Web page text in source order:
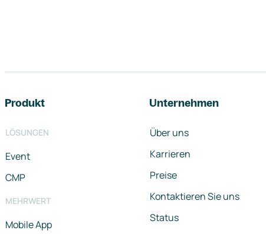
Produkt
LÖSUNGEN
Event
CMP
MEHRWERT
Mobile App
Unternehmen
Über uns
Karrieren
Preise
Kontaktieren Sie uns
Status